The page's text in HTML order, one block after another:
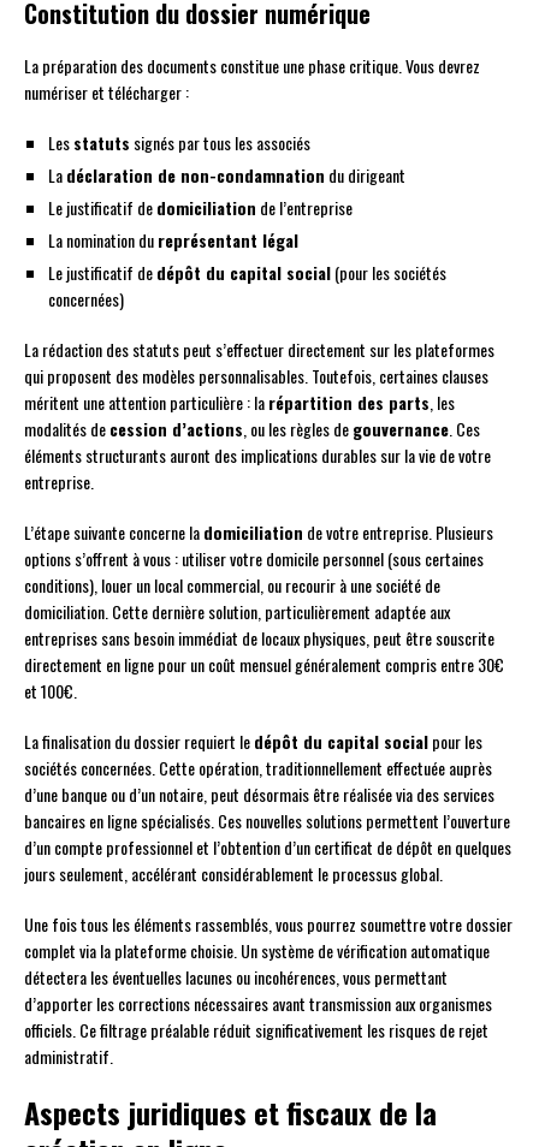
Constitution du dossier numérique
La préparation des documents constitue une phase critique. Vous devrez
numériser et télécharger :
Lesstatuts signés par tous les associés
Ladéclaration de non-condamnation du dirigeant
Le justificatif dedomiciliation de l’entreprise
La nomination dureprésentant légal
Le justificatif dedépôt du capital social(pour les sociétés
concernées)
La rédaction des statuts peut s’effectuer directement sur les plateformes
qui proposent des modèles personnalisables. Toutefois, certaines clauses
méritent une attention particulière : larépartition des parts , les
modalités decession d’actions , ou les règles degouvernance . Ces
éléments structurants auront des implications durables sur la vie de votre
entreprise.
L’étape suivante concerne ladomiciliation de votre entreprise. Plusieurs
options s’offrent à vous : utiliser votre domicile personnel (sous certaines
conditions), louer un local commercial, ou recourir à une société de
domiciliation. Cette dernière solution, particulièrement adaptée aux
entreprises sans besoin immédiat de locaux physiques, peut être souscrite
directement en ligne pour un coût mensuel généralement compris entre 30€
et 100€.
La finalisation du dossier requiert ledépôt du capital socialpour les
sociétés concernées. Cette opération, traditionnellement effectuée auprès
d’une banque ou d’un notaire, peut désormais être réalisée via des services
bancaires en ligne spécialisés. Ces nouvelles solutions permettent l’ouverture
d’un compte professionnel et l’obtention d’un certificat de dépôt en quelques
jours seulement, accélérant considérablement le processus global.
Une fois tous les éléments rassemblés, vous pourrez soumettre votre dossier
complet via la plateforme choisie. Un système de vérification automatique
détectera les éventuelles lacunes ou incohérences, vous permettant
d’apporter les corrections nécessaires avant transmission aux organismes
officiels. Ce filtrage préalable réduit significativement les risques de rejet
administratif.
Aspects juridiques et fiscaux de la